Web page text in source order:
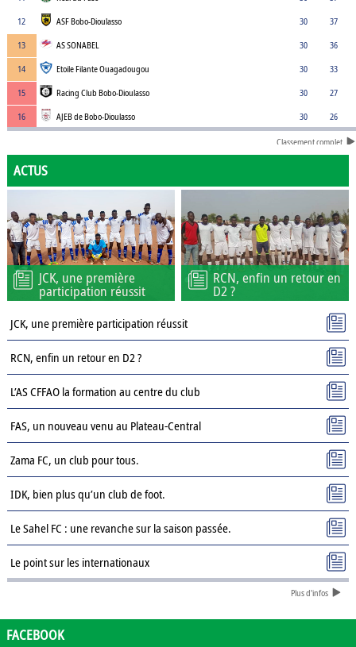
12
ASF Bobo-Dioulasso 30
37
13
AS SONABEL 30
36
14
Etoile Filante Ouagadougou 30
33
15
Racing Club Bobo-Dioulasso 30
27
16
AJEB de Bobo-Dioulasso 30 26
Classement complet
ACTUS
JCK, une première
participation réussit
RCN, enfin un retour en
D2 ?
JCK, une première participation réussit
RCN, enfin un retour en D2 ?
L’AS CFFAO la formation au centre du club
FAS, un nouveau venu au Plateau-Central
Zama FC, un club pour tous.
IDK, bien plus qu’un club de foot.
Le Sahel FC : une revanche sur la saison passée.
Le point sur les internationaux
Présentation des clubs de D3 : ASPC Tenkodogo
Plus d'infos
FACEBOOK